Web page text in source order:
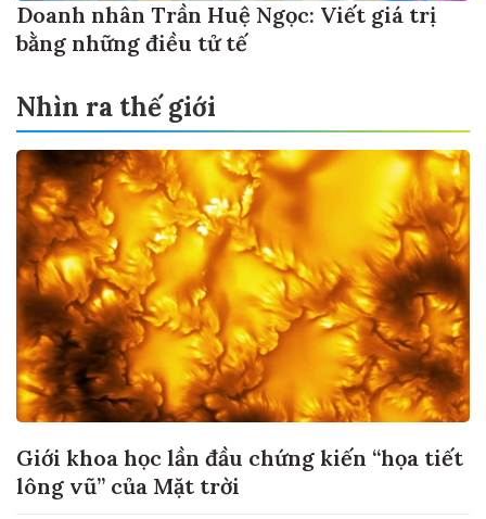
Doanh nhân Trần Huệ Ngọc: Viết giá trị
bằng những điều tử tế
Nhìn ra thế giới
Giới khoa học lần đầu chứng kiến “họa tiết
lông vũ” của Mặt trời